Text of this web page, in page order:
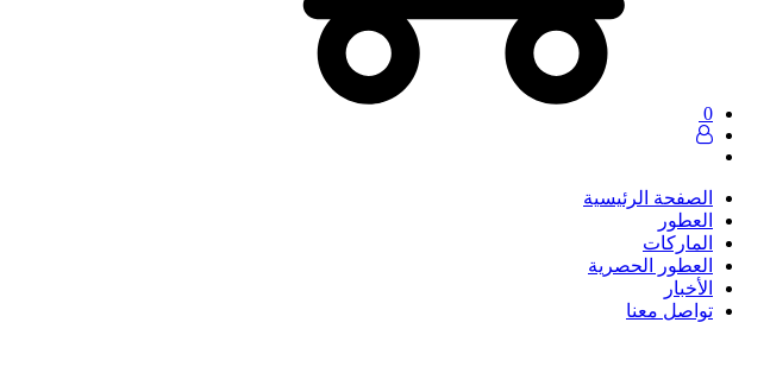
0
الصفحة الرئيسية
العطور
الماركات
العطور الحصرية
الأخبار
تواصل معنا